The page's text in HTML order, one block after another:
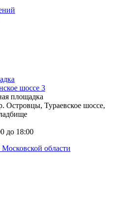
шоссе 3
площадка
Тураевское шоссе,
до 18:00
области